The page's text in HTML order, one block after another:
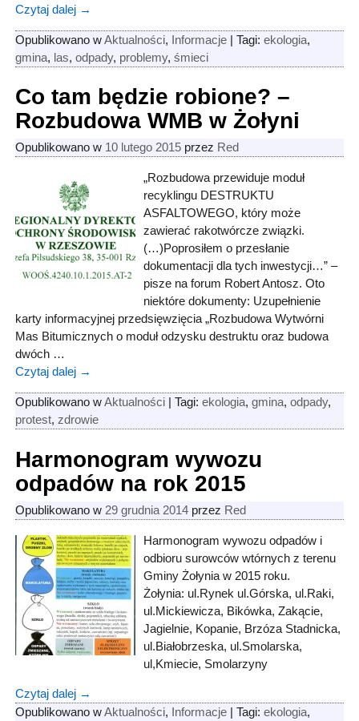
Czytaj dalej →
Opublikowano w Aktualności, Informacje| Tagi: ekologia,
gmina, las, odpady, problemy, śmieci
Co tam będzie robione? –
Rozbudowa WMB w Żołyni
Opublikowano w 10 lutego 2015 przez Red
„Rozbudowa przewiduje moduł
recyklingu DESTRUKTU
ASFALTOWEGO, który może
zawierać rakotwórcze związki.
(…)Poprosiłem o przesłanie
dokumentacji dla tych inwestycji…” –
pisze na forum Robert Antosz. Oto
niektóre dokumenty: Uzupełnienie
karty informacyjnej przedsięwzięcia „Rozbudowa Wytwórni
Mas Bitumicznych o moduł odzysku destruktu oraz budowa
dwóch …
Czytaj dalej →
Opublikowano w Aktualności| Tagi: ekologia, gmina, odpady,
protest, zdrowie
Harmonogram wywozu
odpadów na rok 2015
Opublikowano w 29 grudnia 2014 przez Red
Harmonogram wywozu odpadów i
odbioru surowców wtórnych z terenu
Gminy Żołynia w 2015 roku.
Żołynia: ul.Rynek ul.Górska, ul.Raki,
ul.Mickiewicza, Bikówka, Zakącie,
Jagielnie, Kopanie, Brzóza Stadnicka,
ul.Białobrzeska, ul.Smolarska,
ul,Kmiecie, Smolarzyny
Czytaj dalej →
Opublikowano w Aktualności, Informacje| Tagi: ekologia,